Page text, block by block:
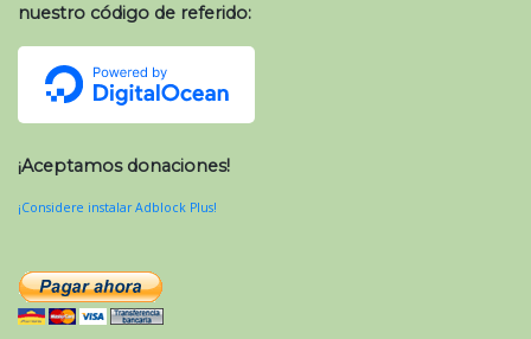
nuestro código de referido:
¡Aceptamos donaciones!
¡Considere instalar Adblock Plus!